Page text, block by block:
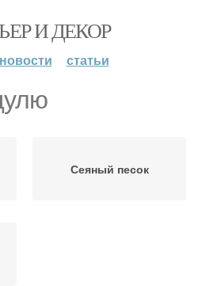
И ДЕКОР
новости статьи
Сеяный песок